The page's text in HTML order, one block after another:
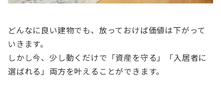
どんなに良い建物でも、放っておけば価値は下がって
いきます。
しかし今、少し動くだけで「資産を守る」「入居者に
選ばれる」両方を叶えることができます。